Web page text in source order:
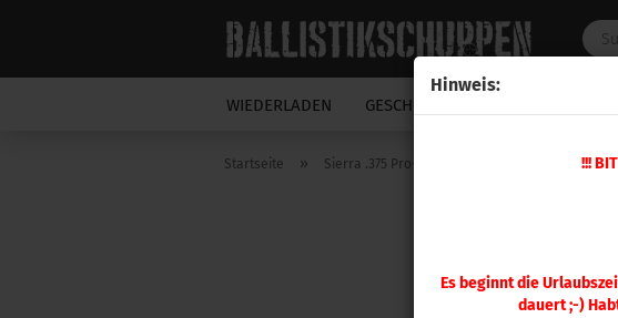
Hinweis:
!!!
Es beginnt die
dauert ;-)
WIEDERLADEN GESCHOSSE
Startseite » Sierra .375 Pro-Hunter 200gr 50 Stück